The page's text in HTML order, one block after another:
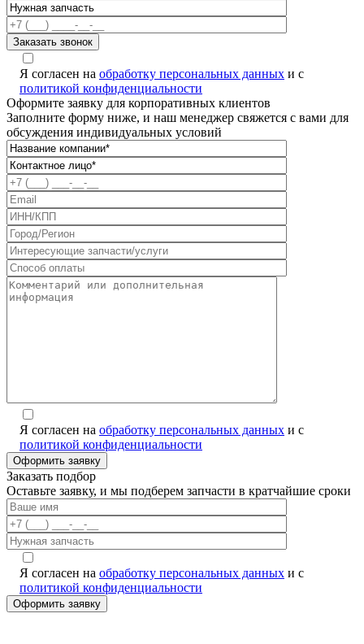
Я согласен на обработку персональных данных и с
политикой конфиденциальности
Оформите заявку для корпоративных клиентов
Заполните форму ниже, и наш менеджер свяжется с вами для
обсуждения индивидуальных условий
Я согласен на обработку персональных данных и с
политикой конфиденциальности
Заказать подбор
Оставьте заявку, и мы подберем запчасти в кратчайшие сроки
Я согласен на обработку персональных данных и с
политикой конфиденциальности